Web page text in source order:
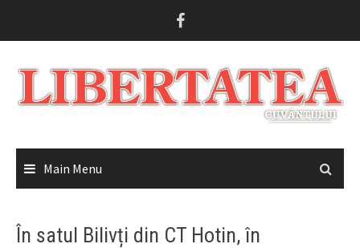
Main Menu
În satul Bilivți din CT Hotin, în